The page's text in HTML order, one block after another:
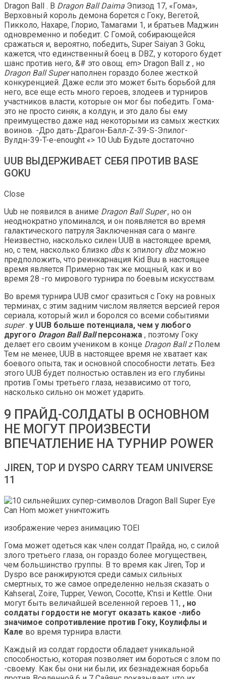
Dragon Ball . В Dragon Ball Daima Эпизод 17, «Гома»,
Верховный король демона борется с Гоку, Вегетой,
Пикколо, Нахаре, Глорио, Тамагами 1, и братьев Маджин
одновременно и победит. С Гомой, собирающейся
сражаться и, вероятно, победить, Super Saiyan 3 Goku,
кажется, что единственный боец ​​в DBZ, у которого будет
шанс против него, &# это овощ. em> Dragon Ball z , но
Dragon Ball Superнаполнен гораздо более жесткой
конкуренцией. Даже если это может быть борьбой для
него, все еще есть много героев, злодеев и турниров
участников власти, которые он мог бы победить. Гома-
это не просто синяк, а колдун, и это дало бы ему
преимущество даже над некоторыми из самых жестких
воинов. -Дро дать-Драгон-Балл-Z-39-S-Эпилог-
Вулдн-39-T-e-enought «> 10 Uub Будьте достаточно
UUB ВЫДЕРЖИВАЕТ СЕБЯ ПРОТИВ BASE
GOKU
Close
Uub не появился в аниме Dragon Ball Super, но он
неоднократно упоминался, и он появляется во время
галактического патруля Заключенная сага о манге.
Неизвестно, насколько силен UUB в настоящее время,
но, с тем, насколько близко dbs к эпилогу dbz можно
предположить, что реинкарнация Kid Buu в настоящее
время является Примерно так же мощный, как и во
время 28 -го мирового турнира по боевым искусствам.
Во время турнира UUB смог сразиться с Гоку на ровных
терминах, с этим задним числом является версией героя
сериала, который жил и боролся со всеми событиями
super. у UUB больше потенциала, чем у любого
другого Dragon Ball Ballперсонажа , поэтому Гоку
делает его своим учеником в конце Dragon Ball z Полем
Тем не менее, UUB в настоящее время не хватает как
боевого опыта, так и основной способности летать. Без
этого UUB будет полностью оставлен из его глубины
против Гомы третьего глаза, независимо от того,
насколько сильно он может ударить.
9 ПРАЙД-СОЛДАТЫ В ОСНОВНОМ
НЕ МОГУТ ПРОИЗВЕСТИ
ВПЕЧАТЛЕНИЕ НА ТУРНИР POWER
JIREN, TOP И DYSPO CARRY TEAM UNIVERSE
11
изображение через анимацию TOEI
Гома может одеться как член солдат Прайда, но, с силой
злого третьего глаза, он гораздо более могуществен,
чем большинство группы. В то время как Jiren, Top и
Dyspo все ранжируются среди самых сильных
смертных, то же самое определенно нельзя сказать о
Kahseral, Zoire, Tupper, Vewon, Cocotte, K'nsi и Kettle. Они
могут быть величайшей вселенной героев 11, , но
солдаты гордости не могут оказать какое -либо
значимое сопротивление против Гоку, Коулифлы и
Кале во время турнира власти.
Каждый из солдат гордости обладает уникальной
способностью, которая позволяет им бороться с злом по
-своему. Как бы они ни были, их безнадежная борьба